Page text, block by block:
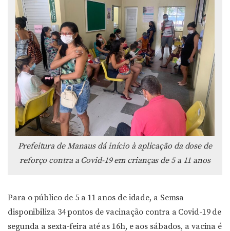
Prefeitura de Manaus dá início à aplicação da dose de
reforço contra a Covid-19 em crianças de 5 a 11 anos
Para o público de 5 a 11 anos de idade, a Semsa
disponibiliza 34 pontos de vacinação contra a Covid-19 de
segunda a sexta-feira até as 16h, e aos sábados, a vacina é